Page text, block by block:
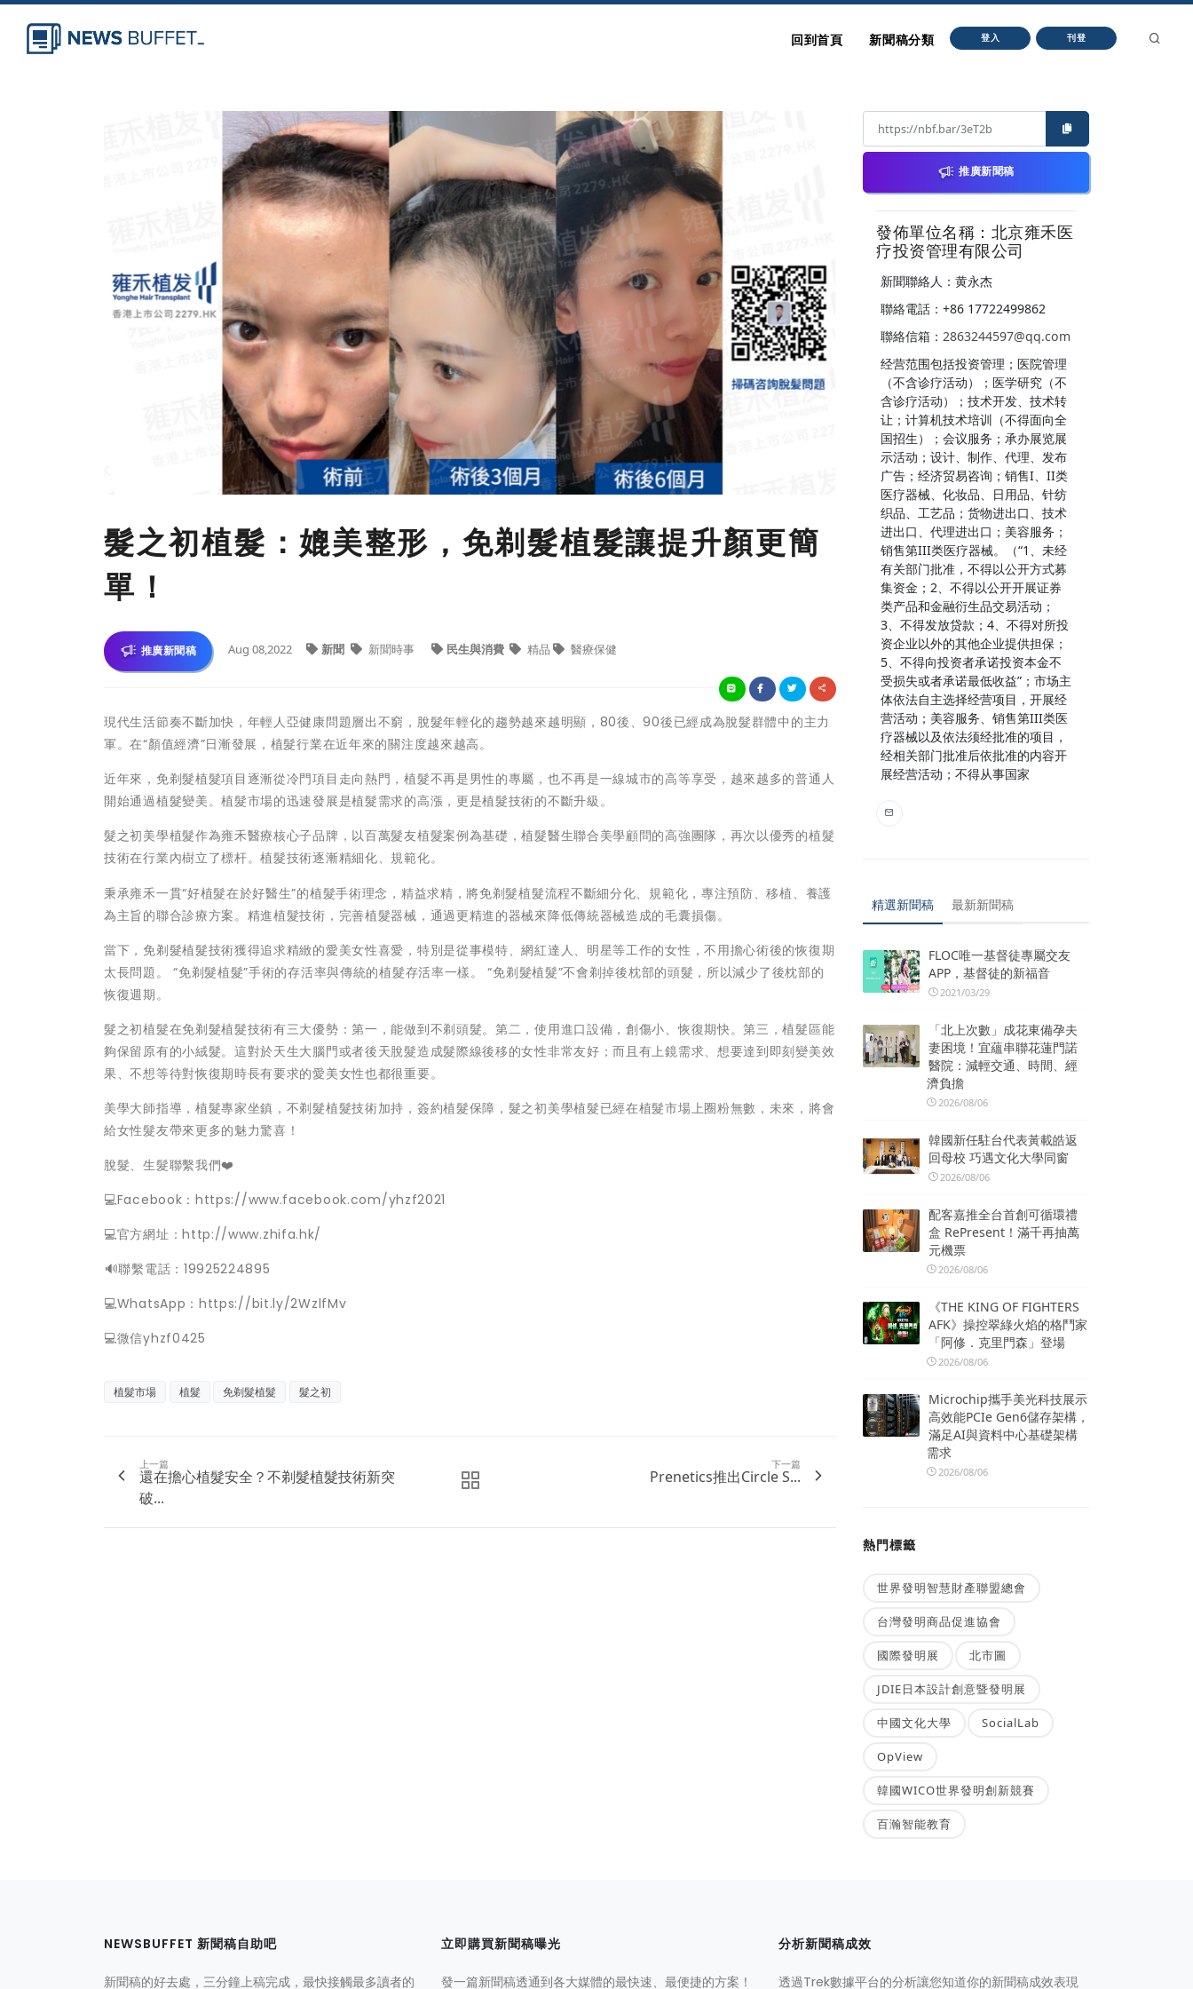
回到首頁 新聞稿分類 登入 刊登
髮之初植髮：媲美整形，免剃髮植髮讓提升顏更簡
單！
推廣新聞稿 Aug 08,2022 新聞 新聞時事 民生與消費 精品 醫療保健
現代生活節奏不斷加快，年輕人亞健康問題層出不窮，脫髮年輕化的趨勢越來越明顯，80後、90後已經成為脫髮群體中的主力
軍。在“顏值經濟”日漸發展，植髮行業在近年來的關注度越來越高。
近年來，免剃髮植髮項目逐漸從冷門項目走向熱門，植髮不再是男性的專屬，也不再是一線城市的高等享受，越來越多的普通人
開始通過植髮變美。植髮市場的迅速發展是植髮需求的高漲，更是植髮技術的不斷升級。
髮之初美學植髮作為雍禾醫療核心子品牌，以百萬髮友植髮案例為基礎，植髮醫生聯合美學顧問的高強團隊，再次以優秀的植髮
技術在行業內樹立了標杆。植髮技術逐漸精細化、規範化。
秉承雍禾一貫“好植髮在於好醫生”的植髮手術理念，精益求精，將免剃髮植髮流程不斷細分化、規範化，專注預防、移植、養護
為主旨的聯合診療方案。精進植髮技術，完善植髮器械，通過更精進的器械來降低傳統器械造成的毛囊損傷。
當下，免剃髮植髮技術獲得追求精緻的愛美女性喜愛，特別是從事模特、網紅達人、明星等工作的女性，不用擔心術後的恢復期
太長問題。 “免剃髮植髮”手術的存活率與傳統的植髮存活率一樣。 “免剃髮植髮”不會剃掉後枕部的頭髮，所以減少了後枕部的
恢復週期。
髮之初植髮在免剃髮植髮技術有三大優勢：第一，能做到不剃頭髮。第二，使用進口設備，創傷小、恢復期快。第三，植髮區能
夠保留原有的小絨髮。這對於天生大腦門或者後天脫髮造成髮際線後移的女性非常友好；而且有上鏡需求、想要達到即刻變美效
果、不想等待對恢復期時長有要求的愛美女性也都很重要。
美學大師指導，植髮專家坐鎮，不剃髮植髮技術加持，簽約植髮保障，髮之初美學植髮已經在植髮市場上圈粉無數，未來，將會
給女性髮友帶來更多的魅力驚喜！
脫髮、生髮聯繫我們❤️
💻Facebook：https://www.facebook.com/yhzf2021
💻官方網址：http://www.zhifa.hk/
️🔊聯繫電話：19925224895
💻WhatsApp：https://bit.ly/2WzlfMv
💻微信yhzf0425
植髮市場 植髮 免剃髮植髮 髮之初
上一篇
還在擔心植髮安全？不剃髮植髮技術新突
破...
下一篇
Prenetics推出Circle S...
推廣新聞稿
發佈單位名稱：北京雍禾医
疗投资管理有限公司
新聞聯絡人：黄永杰
聯絡電話：+86 17722499862
聯絡信箱： 2863244597@qq.com
经营范围包括投资管理；医院管理
（不含诊疗活动）；医学研究（不
含诊疗活动）；技术开发、技术转
让；计算机技术培训（不得面向全
国招生）；会议服务；承办展览展
示活动；设计、制作、代理、发布
广告；经济贸易咨询；销售I、II类
医疗器械、化妆品、日用品、针纺
织品、工艺品；货物进出口、技术
进出口、代理进出口；美容服务；
销售第III类医疗器械。（“1、未经
有关部门批准，不得以公开方式募
集资金；2、不得以公开开展证券
类产品和金融衍生品交易活动；
3、不得发放贷款；4、不得对所投
资企业以外的其他企业提供担保；
5、不得向投资者承诺投资本金不
受损失或者承诺最低收益”；市场主
体依法自主选择经营项目，开展经
营活动；美容服务、销售第III类医
疗器械以及依法须经批准的项目，
经相关部门批准后依批准的内容开
展经营活动；不得从事国家
精選新聞稿 最新新聞稿
FLOC唯一基督徒專屬交友
APP，基督徒的新福音
2021/03/29
「北上次數」成花東備孕夫
妻困境！宜蘊串聯花蓮門諾
醫院：減輕交通、時間、經
濟負擔
2026/08/06
韓國新任駐台代表黃載皓返
回母校 巧遇文化大學同窗
2026/08/06
配客嘉推全台首創可循環禮
盒 RePresent！滿千再抽萬
元機票
2026/08/06
《THE KING OF FIGHTERS
AFK》操控翠綠火焰的格鬥家
「阿修．克里門森」登場
2026/08/06
Microchip攜手美光科技展示
高效能PCIe Gen6儲存架構，
滿足AI與資料中心基礎架構
需求
2026/08/06
熱門標籤
世界發明智慧財產聯盟總會
台灣發明商品促進協會
國際發明展 北市圖
JDIE日本設計創意暨發明展
中國文化大學 SocialLab
OpView
韓國WICO世界發明創新競賽
百瀚智能教育
NEWSBUFFET 新聞稿自助吧
新聞稿的好去處，三分鐘上稿完成，最快接觸最多讀者的
立即購買新聞稿曝光
發一篇新聞稿透通到各大媒體的最快速、最便捷的方案！
分析新聞稿成效
透過Trek數據平台的分析讓您知道你的新聞稿成效表現